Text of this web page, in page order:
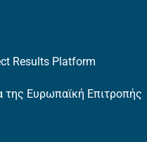
Results Platform
της Ευρωπαϊκή Επιτροπής